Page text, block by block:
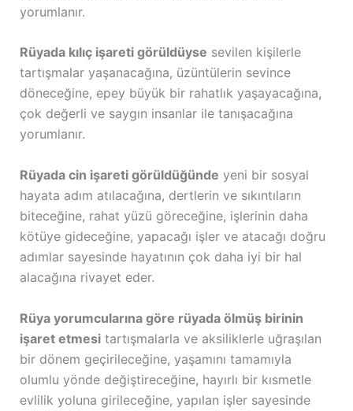
yorumlanır.
Rüyada kılıç işareti görüldüyse sevilen kişilerle
tartışmalar yaşanacağına, üzüntülerin sevince
döneceğine, epey büyük bir rahatlık yaşayacağına,
çok değerli ve saygın insanlar ile tanışacağına
yorumlanır.
Rüyada cin işareti görüldüğünde yeni bir sosyal
hayata adım atılacağına, dertlerin ve sıkıntıların
biteceğine, rahat yüzü göreceğine, işlerinin daha
kötüye gideceğine, yapacağı işler ve atacağı doğru
adımlar sayesinde hayatının çok daha iyi bir hal
alacağına rivayet eder.
Rüya yorumcularına göre rüyada ölmüş birinin
işaret etmesitartışmalarla ve aksiliklerle uğraşılan
bir dönem geçirileceğine, yaşamını tamamıyla
olumlu yönde değiştireceğine, hayırlı bir kısmetle
evlilik yoluna girileceğine, yapılan işler sayesinde